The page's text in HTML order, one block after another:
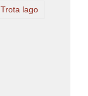
Trota lago